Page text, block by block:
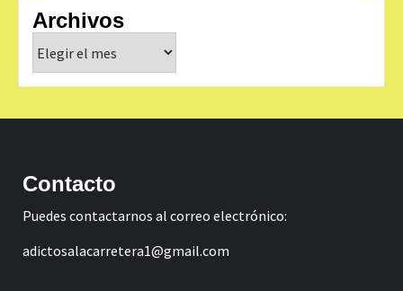
Archivos
Contacto
Puedes contactarnos al correo electrónico:
adictosalacarretera1@gmail.com